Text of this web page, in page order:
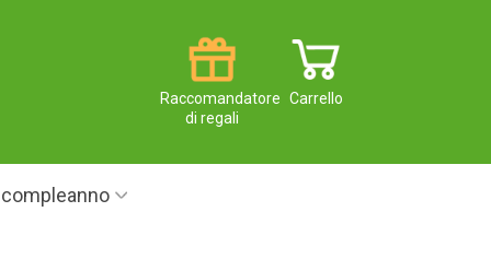
Carrello
Raccomandatore
di regali